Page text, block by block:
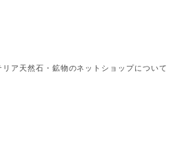
ア天然石・鉱物のネットショップについて